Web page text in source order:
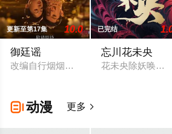
更新至第17集 10.0
御廷谣
改编自行烟烟的同名小说。孟廷辉，大
已完结
忘川花未央
花未央除妖唤醒
动漫 更多 